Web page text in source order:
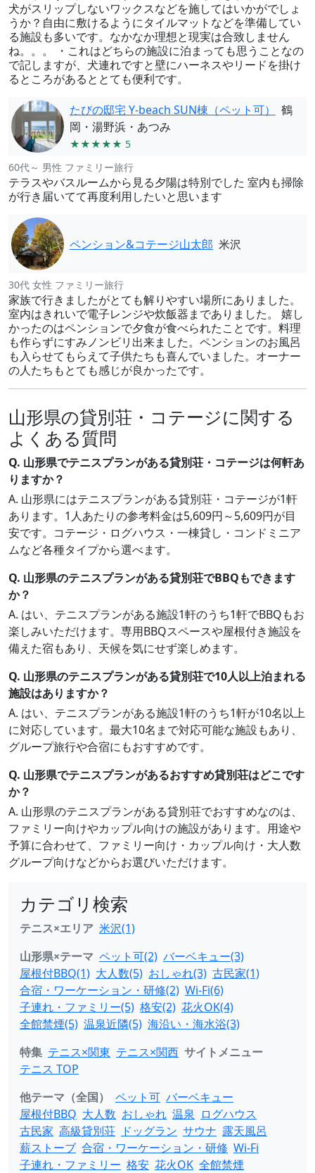
犬がスリップしないワックスなどを施してはいかがでしょ
うか？自由に敷けるようにタイルマットなどを準備してい
る施設も多いです。なかなか理想と現実は合致しません
ね。。。 ・これはどちらの施設に泊まっても思うことなの
で記しますが、犬連れですと壁にハーネスやリードを掛け
るところがあるととても便利です。
たびの邸宅 Y-beach SUN棟（ペット可）
鶴
岡・湯野浜・あつみ
★★★★★ 5
60代～ 男性 ファミリー旅行
テラスやバスルームから見る夕陽は特別でした 室内も掃除
が行き届いてて再度利用したいと思います
ペンション&コテージ山太郎 米沢
30代 女性 ファミリー旅行
家族で行きましたがとても解りやすい場所にありました。
室内はきれいで電子レンジや炊飯器までありました。 嬉し
かったのはペンションで夕食が食べられたことです。料理
も作らずにすみノンビリ出来ました。ペンションのお風呂
も入らせてもらえて子供たちも喜んでいました。オーナー
の人たちもとても感じが良かったです。
山形県の貸別荘・コテージに関する
よくある質問
Q. 山形県でテニスプランがある貸別荘・コテージは何軒あ
りますか？
A. 山形県にはテニスプランがある貸別荘・コテージが1軒
あります。1人あたりの参考料金は5,609円～5,609円が目
安です。コテージ・ログハウス・一棟貸し・コンドミニア
ムなど各種タイプから選べます。
Q. 山形県のテニスプランがある貸別荘でBBQもできます
か？
A. はい、テニスプランがある施設1軒のうち1軒でBBQもお
楽しみいただけます。専用BBQスペースや屋根付き施設を
備えた宿もあり、天候を気にせず楽しめます。
Q. 山形県のテニスプランがある貸別荘で10人以上泊まれる
施設はありますか？
A. はい、テニスプランがある施設1軒のうち1軒が10名以上
に対応しています。最大10名まで対応可能な施設もあり、
グループ旅行や合宿にもおすすめです。
Q. 山形県でテニスプランがあるおすすめ貸別荘はどこです
か？
A. 山形県のテニスプランがある貸別荘でおすすめなのは、
ファミリー向けやカップル向けの施設があります。用途や
予算に合わせて、ファミリー向け・カップル向け・大人数
グループ向けなどからお選びいただけます。
カテゴリ検索
テニス×エリア 米沢(1)
山形県×テーマ ペット可(2) バーベキュー(3)
屋根付BBQ(1) 大人数(5) おしゃれ(3) 古民家(1)
合宿・ワーケーション・研修(2) Wi-Fi(6)
子連れ・ファミリー(5) 格安(2) 花火OK(4)
全館禁煙(5) 温泉近隣(5) 海沿い・海水浴(3)
特集 テニス×関東 テニス×関西 サイトメニュー
テニス TOP
他テーマ（全国）
ペット可 バーベキュー
屋根付BBQ 大人数 おしゃれ 温泉 ログハウス
古民家 高級貸別荘 ドッグラン サウナ 露天風呂
薪ストーブ 合宿・ワーケーション・研修 Wi-Fi
子連れ・ファミリー 格安 花火OK 全館禁煙